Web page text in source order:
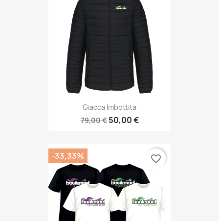
Giacca Imbottita
79,00 € 50,00 €
-33,33% favorite_border